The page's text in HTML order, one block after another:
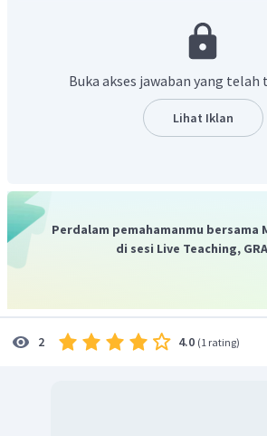
Buka akses jawaban yang
Lihat Iklan
Perdalam pemahamanmu bersama
di sesi Live Teaching,
2 4.0 (1 rating)